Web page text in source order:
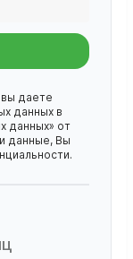
даете
данных в
данных» от
данные, Вы
.